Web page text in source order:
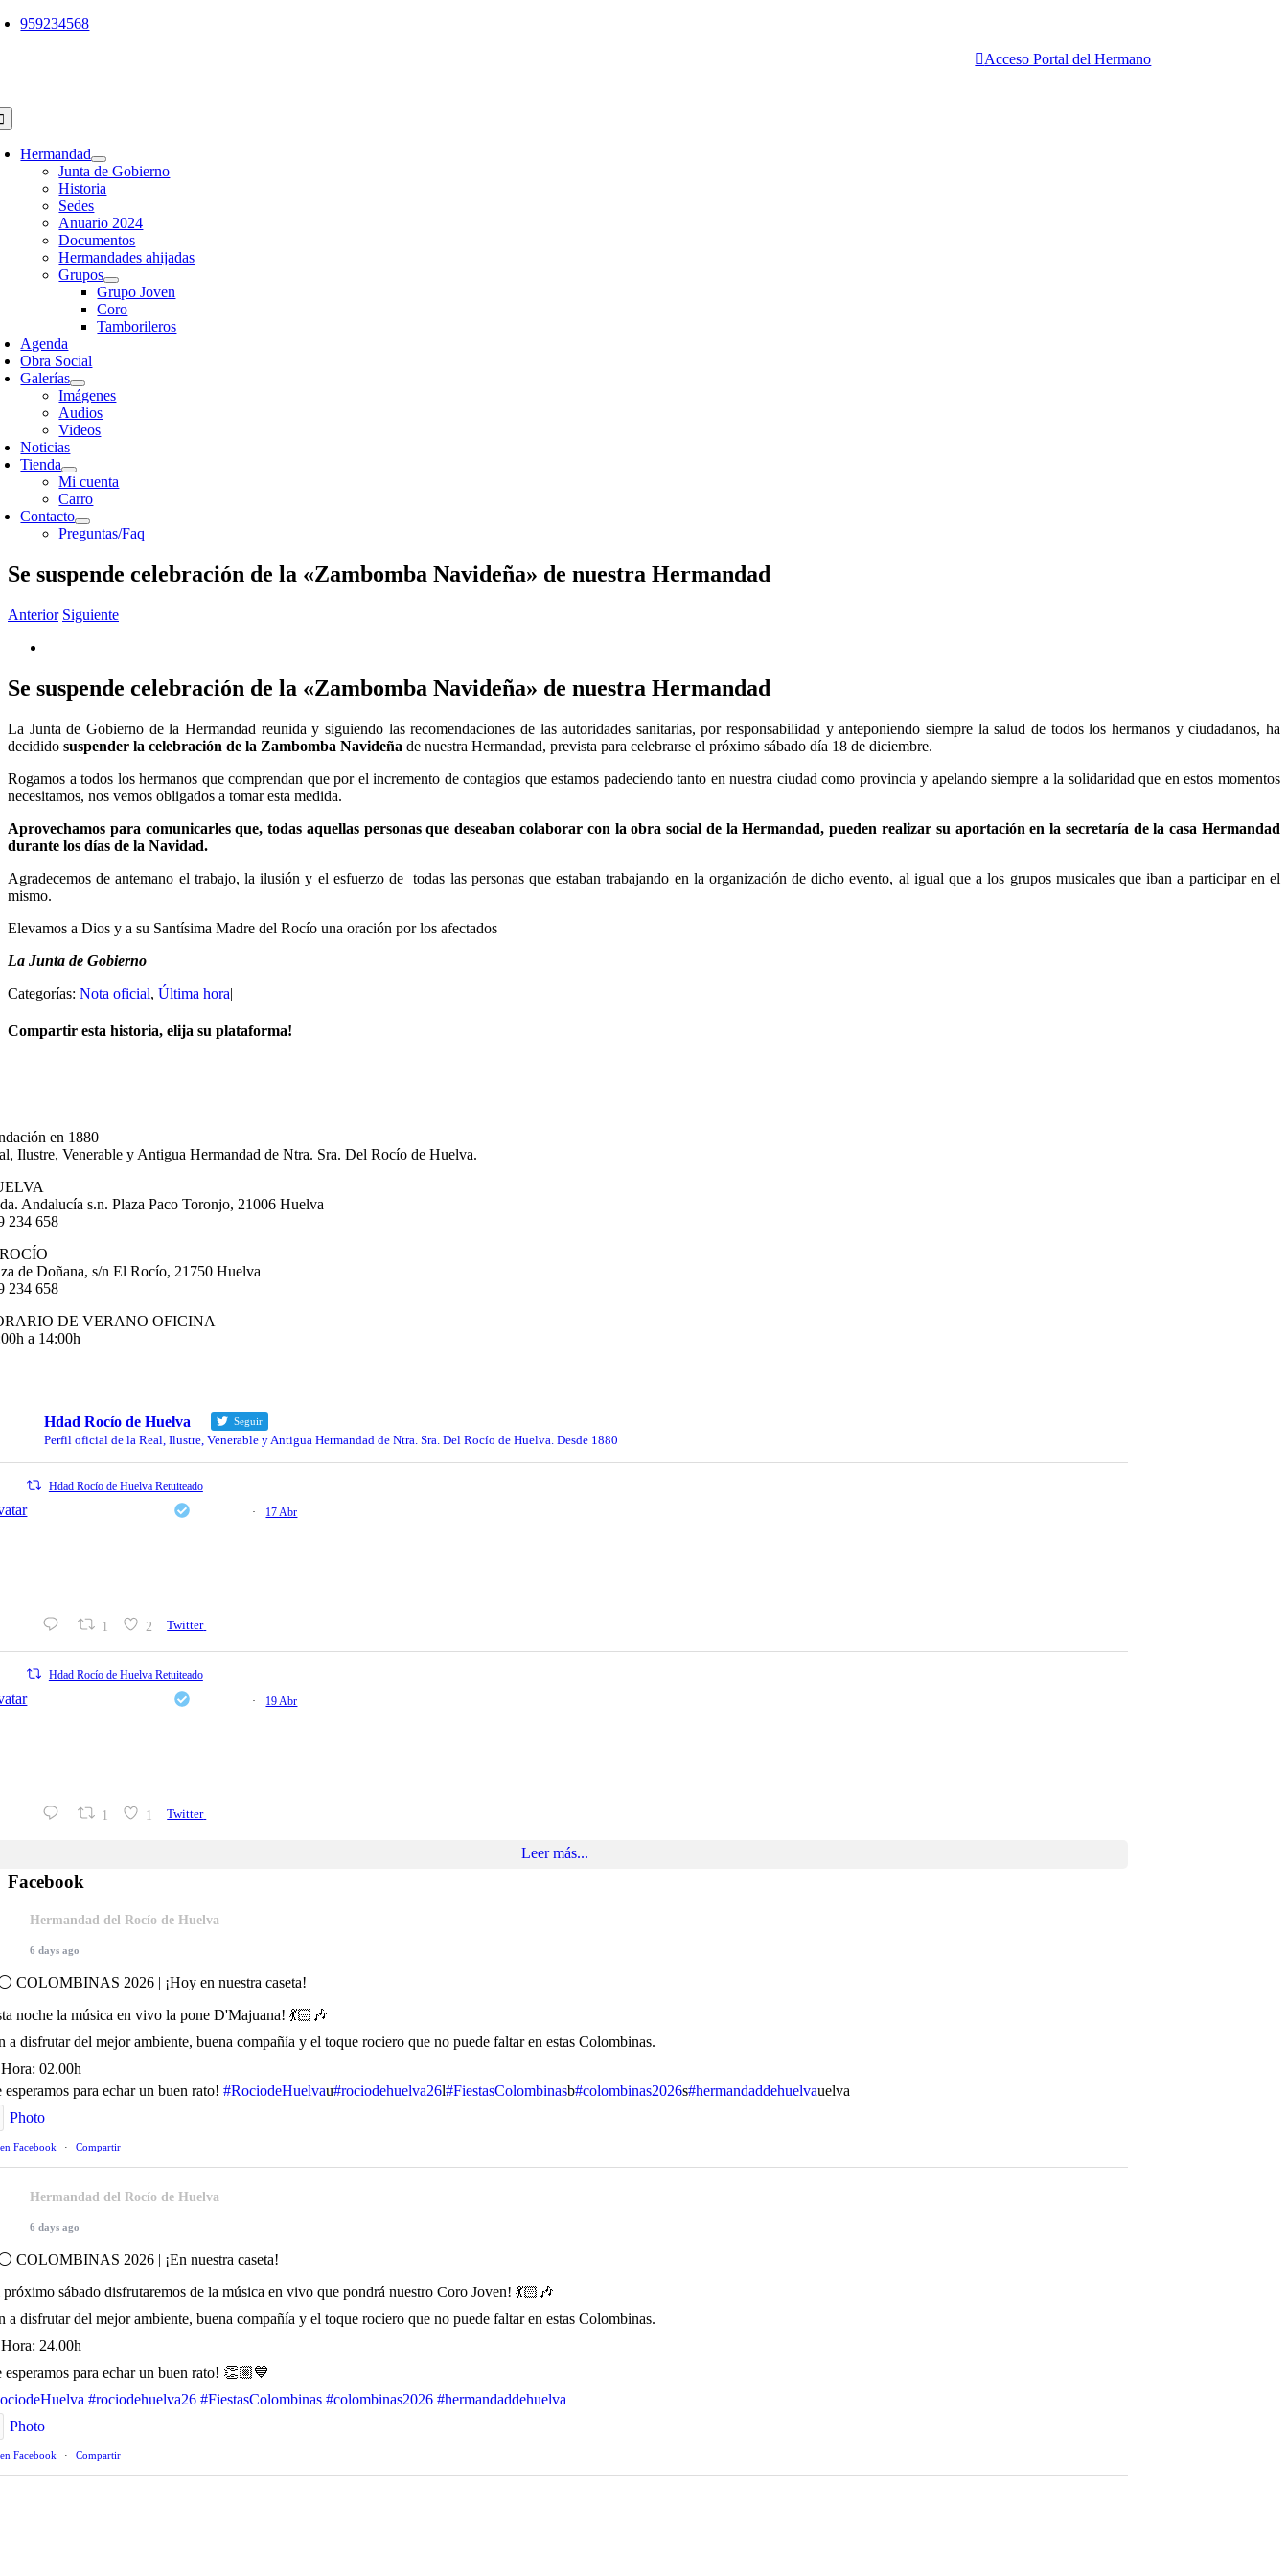
Saltar
959234568
Acceso Portal del Hermano
Hermandad
Junta de Gobierno
Historia
Sedes
Anuario 2024
Documentos
Hermandades ahijadas
Grupos
Grupo Joven
Coro
Tamborileros
Agenda
Obra Social
Galerías
Imágenes
Audios
Videos
Noticias
Tienda
Mi cuenta
Carro
Contacto
Preguntas/Faq
Se suspende celebración de la «Zambomba Navideña» de nuestra Hermandad
Anterior Siguiente
Se suspende celebración de la «Zambomba Navideña» de nuestra Hermandad
La Junta de Gobierno de la Hermandad reunida y siguiendo las recomendaciones de las autoridades sanitarias, por responsabilidad y anteponiendo siempre la salud de todos los hermanos y ciudadanos, ha
decidido suspender la celebración de la Zambomba Navideña de nuestra Hermandad, prevista para celebrarse el próximo sábado día 18 de diciembre.
Rogamos a todos los hermanos que comprendan que por el incremento de contagios que estamos padeciendo tanto en nuestra ciudad como provincia y apelando siempre a la solidaridad que en estos momentos
necesitamos, nos vemos obligados a tomar esta medida.
Aprovechamos para comunicarles que, todas aquellas personas que deseaban colaborar con la obra social de la Hermandad, pueden realizar su aportación en la secretaría de la casa Hermandad
durante los días de la Navidad.
Agradecemos de antemano el trabajo, la ilusión y el esfuerzo de
todas las personas que estaban trabajando en la organización de dicho evento, al igual que a los grupos musicales que iban a participar en el
mismo.
Elevamos a Dios y a su Santísima Madre del Rocío una oración por los afectados
La Junta de Gobierno
Categorías: Nota oficial, Última hora|
Compartir esta historia, elija su plataforma!
en 1880
Ilustre, Venerable y Antigua Hermandad de Ntra. Sra. Del Rocío de Huelva.
Andalucía s.n. Plaza Paco Toronjo, 21006 Huelva
234 658
de Doñana, s/n El Rocío, 21750 Huelva
234 658
DE VERANO OFICINA
a 14:00h
Hdad Rocío de Huelva Seguir
Perfil oficial de la Real, Ilustre, Venerable y Antigua Hermandad de Ntra. Sra. Del Rocío de Huelva. Desde 1880
Hdad Rocío de Huelva Retuiteado
· 17 Abr
1 2 Twitter
Hdad Rocío de Huelva Retuiteado
· 19 Abr
1 1 Twitter
Leer más...
Facebook
Hermandad del Rocío de Huelva
6 days ago
COLOMBINAS 2026 | ¡Hoy en nuestra caseta!
noche la música en vivo la pone D'Majuana! 💃🏻🎶
a disfrutar del mejor ambiente, buena compañía y el toque rociero que no puede faltar en estas Colombinas.
02.00h
esperamos para echar un buen rato!#RociodeHuelvau#rociodehuelva26l#FiestasColombinasb#colombinas2026s#hermandaddehuelvauelva
Photo
Facebook · Compartir
Hermandad del Rocío de Huelva
6 days ago
COLOMBINAS 2026 | ¡En nuestra caseta!
próximo sábado disfrutaremos de la música en vivo que pondrá nuestro Coro Joven! 💃🏻🎶
a disfrutar del mejor ambiente, buena compañía y el toque rociero que no puede faltar en estas Colombinas.
24.00h
esperamos para echar un buen rato! 👏🏼💙
#rociodehuelva26 #FiestasColombinas #colombinas2026 #hermandaddehuelva
Photo
Facebook · Compartir